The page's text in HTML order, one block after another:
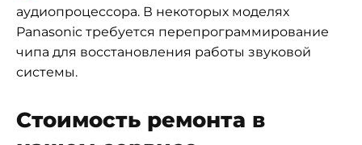
аудиопроцессора. В некоторых моделях
Panasonic требуется перепрограммирование
чипа для восстановления работы звуковой
системы.
Стоимость ремонта в